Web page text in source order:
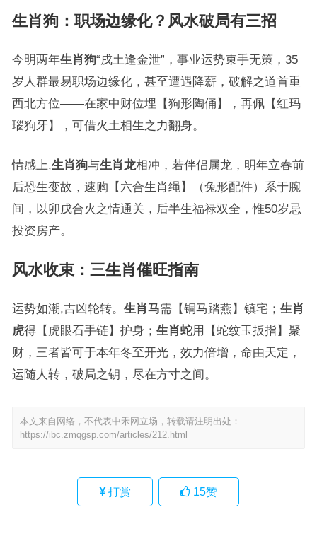
生肖狗：职场边缘化？风水破局有三招
今明两年生肖狗“戌土逢金泄”，事业运势束手无策，35
岁人群最易职场边缘化，甚至遭遇降薪，破解之道首重
西北方位——在家中财位埋【狗形陶俑】，再佩【红玛
瑙狗牙】，可借火土相生之力翻身。
情感上,生肖狗与生肖龙相冲，若伴侣属龙，明年立春前
后恐生变故，速购【六合生肖绳】（兔形配件）系于腕
间，以卯戌合火之情通关，后半生福禄双全，惟50岁忌
投资房产。
风水收束：三生肖催旺指南
运势如潮,吉凶轮转。 生肖马需【铜马踏燕】镇宅； 生肖
虎得【虎眼石手链】护身； 生肖蛇用【蛇纹玉扳指】聚
财，三者皆可于本年冬至开光，效力倍增，命由天定，
运随人转，破局之钥，尽在方寸之间。
本文来自网络，不代表中禾网立场，转载请注明出处：
https://ibc.zmqgsp.com/articles/212.html
打赏 15赞